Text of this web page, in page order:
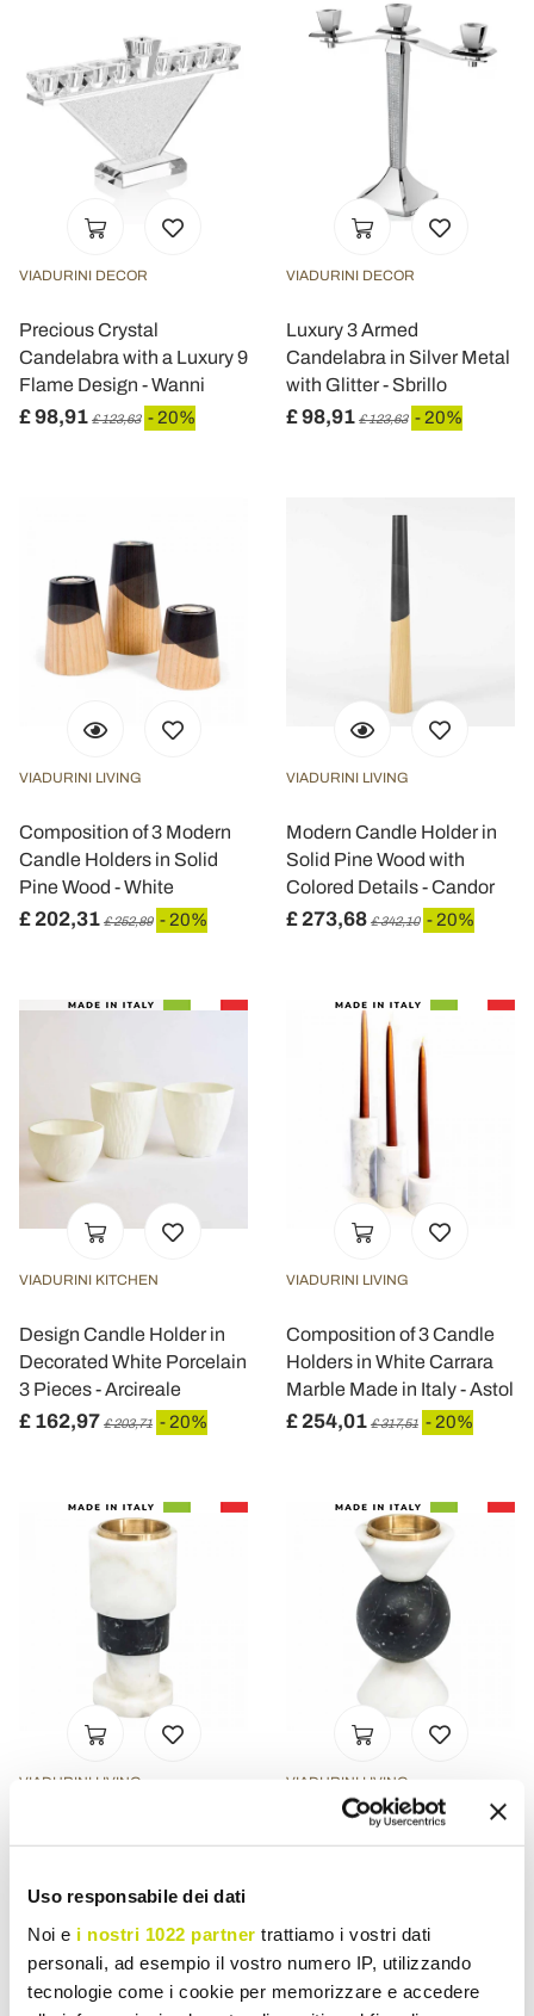
Uso responsabile dei dati
Noi e i nostri 1022 partner trattiamo i vostri dati
personali, ad esempio il vostro numero IP, utilizzando
tecnologie come i cookie per memorizzare e accedere
VIADURINI DECOR
Precious Crystal
Candelabra with a Luxury 9
Flame Design - Wanni
£ 98,91 £ 123,63 - 20%
VIADURINI DECOR
Luxury 3 Armed
Candelabra in Silver Metal
with Glitter - Sbrillo
£ 98,91 £ 123,63 - 20%
VIADURINI LIVING
Composition of 3 Modern
Candle Holders in Solid
Pine Wood - White
£ 202,31 £ 252,89 - 20%
VIADURINI LIVING
Modern Candle Holder in
Solid Pine Wood with
Colored Details - Candor
£ 273,68 £ 342,10 - 20%
VIADURINI KITCHEN
Design Candle Holder in
Decorated White Porcelain
3 Pieces - Arcireale
£ 162,97 £ 203,71 - 20%
VIADURINI LIVING
Composition of 3 Candle
Holders in White Carrara
Marble Made in Italy - Astol
£ 254,01 £ 317,51 - 20%
VIADURINI LIVING
Made in Italy - Brett
£ 220,29 £ 275,36 - 20%
VIADURINI LIVING
£ 220,29 £ 275,36 - 20%